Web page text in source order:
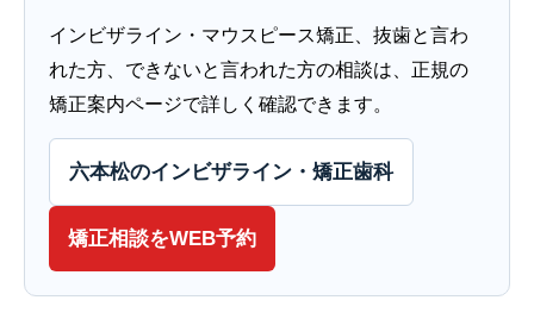
インビザライン・マウスピース矯正、抜歯と言わ
れた方、できないと言われた方の相談は、正規の
矯正案内ページで詳しく確認できます。
六本松のインビザライン・矯正歯科
矯正相談をWEB予約